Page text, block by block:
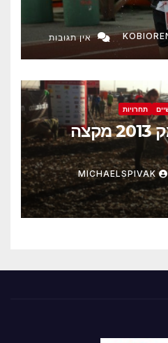
אין תגובות
תחרויות
סיכום סובב העמק 2013 מקצה
MICHAELSPIVAK